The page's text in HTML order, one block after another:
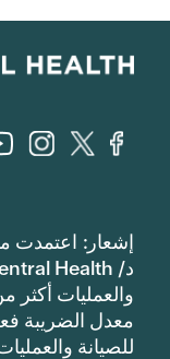
إشعار: اعتمدت
والعمليات